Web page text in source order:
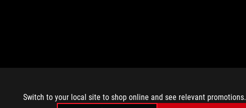
Switch to your local site to shop online and see relevant promotions.